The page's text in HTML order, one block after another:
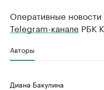
Оперативные
Telegram-канале РБК
Авторы
Диана Бакулина